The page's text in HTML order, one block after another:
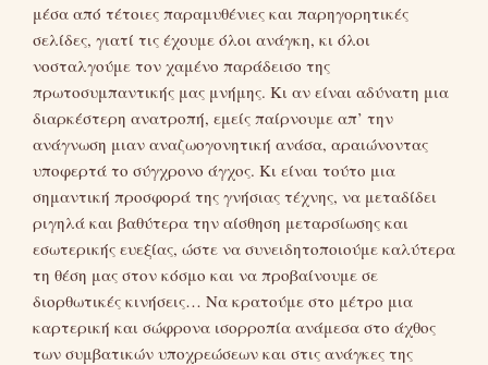
μέσα από τέτοιες παραμυθένιες και παρηγορητικές
σελίδες, γιατί τις έχουμε όλοι ανάγκη, κι όλοι
νοσταλγούμε τον χαμένο παράδεισο της
πρωτοσυμπαντικής μας μνήμης. Κι αν είναι αδύνατη μια
διαρκέστερη ανατροπή, εμείς παίρνουμε απ’ την
ανάγνωση μιαν αναζωογονητική ανάσα, αραιώνοντας
υποφερτά το σύγχρονο άγχος. Κι είναι τούτο μια
σημαντική προσφορά της γνήσιας τέχνης, να μεταδίδει
ριγηλά και βαθύτερα την αίσθηση μεταρσίωσης και
εσωτερικής ευεξίας, ώστε να συνειδητοποιούμε καλύτερα
τη θέση μας στον κόσμο και να προβαίνουμε σε
διορθωτικές κινήσεις… Να κρατούμε στο μέτρο μια
καρτερική και σώφρονα ισορροπία ανάμεσα στο άχθος
των συμβατικών υποχρεώσεων και στις ανάγκες της